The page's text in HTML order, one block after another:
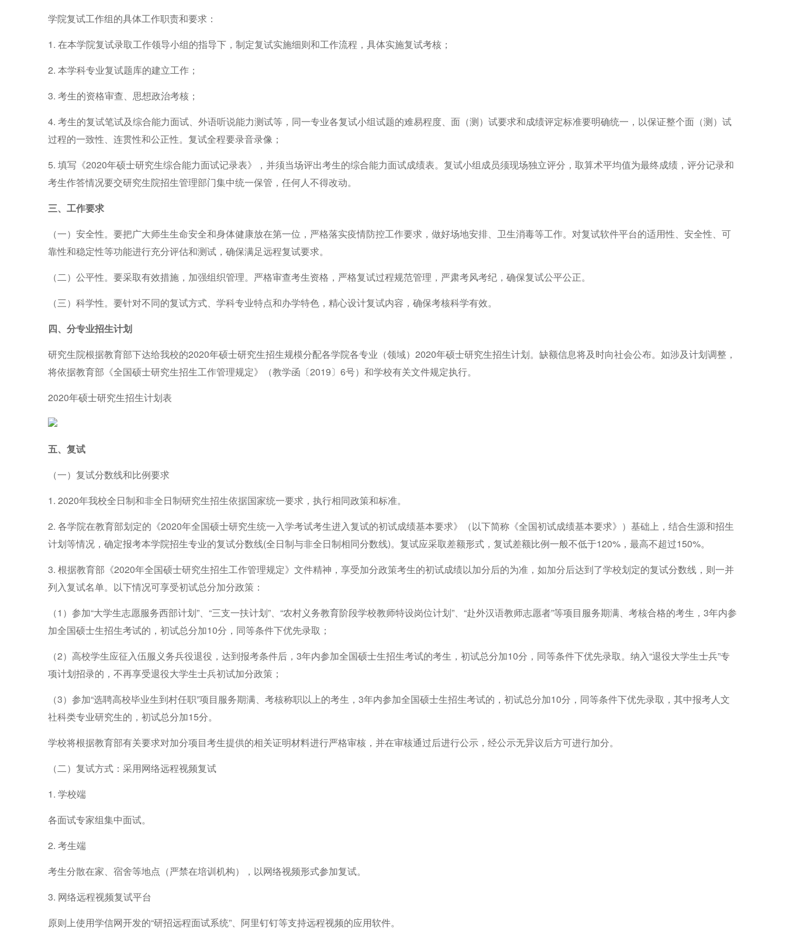
学院复试工作组的具体工作职责和要求：
1. 在本学院复试录取工作领导小组的指导下，制定复试实施细则和工作流程，具体实施复试考核 ；
2. 本学科专业复试题库的建立工作 ；
3. 考生的资格审查、思想政治考核 ；
4. 考生的复试笔试及综合能力面试、外语听说能力测试等，同一专业各复试小组试题的难易程度、面（测）试要求和成绩评定标准要明确统一，以保证整个面（测）试
过程的一致性、连贯性和公正性。复试全程要录音录像 ；
5. 填写《2020年硕士研究生综合能力面试记录表》，并须当场评出考生的综合能力面试成绩表。复试小组成员须现场独立评分，取算术平均值为最终成绩，评分记录和
考生作答情况要交研究生院招生管理部门集中统一保管，任何人不得改动。
三、工作要求
（一）安全性。要把广大师生生命安全和身体健康放在第一位，严格落实疫情防控工作要求，做好场地安排、卫生消毒等工作。对复试软件平台的适用性、安全性、可
靠性和稳定性等功能进行充分评估和测试，确保满足远程复试要求。
（二）公平性。要采取有效措施，加强组织管理。严格审查考生资格，严格复试过程规范管理，严肃考风考纪，确保复试公平公正。
（三）科学性。要针对不同的复试方式、学科专业特点和办学特色，精心设计复试内容，确保考核科学有效。
四、分专业招生计划
研究生院根据教育部下达给我校的2020年硕士研究生招生规模分配各学院各专业（领域） 2020年硕士研究生招生计划。缺额信息将及时向社会公布。如涉及计划调整，
将依据教育部《全国硕士研究生招生工作管理规定》（教学函〔2019〕 6号）和学校有关文件规定执行。
2020年硕士研究生招生计划表
五、复试
（一）复试分数线和比例要求
1. 2020年我校全日制和非全日制研究生招生依据国家统一要求，执行相同政策和标准。
2. 各学院在教育部划定的《2020年全国硕士研究生统一入学考试考生进入复试的初试成绩基本要求》（以下简称《全国初试成绩基本要求》）基础上，结合生源和招生
计划等情况，确定报考本学院招生专业的复试分数线(全日制与非全日制相同分数线)。复试应采取差额形式，复试差额比例一般不低于120% ，最高不超过150%。
3. 根据教育部《2020年全国硕士研究生招生工作管理规定》文件精神，享受加分政策考生的初试成绩以加分后的为准，如加分后达到了学校划定的复试分数线，则一并
列入复试名单。以下情况可享受初试总分加分政策：
（1 ）参加“大学生志愿服务西部计划”、“三支一扶计划”、“农村义务教育阶段学校教师特设岗位计划”、“赴外汉语教师志愿者”等项目服务期满、考核合格的考生， 3年内参
加全国硕士生招生考试的，初试总分加10分，同等条件下优先录取 ；
（2）高校学生应征入伍服义务兵役退役，达到报考条件后， 3年内参加全国硕士生招生考试的考生，初试总分加10分，同等条件下优先录取。纳入“退役大学生士兵”专
项计划招录的，不再享受退役大学生士兵初试加分政策 ；
（3）参加“选聘高校毕业生到村任职”项目服务期满、考核称职以上的考生， 3年内参加全国硕士生招生考试的，初试总分加10分，同等条件下优先录取，其中报考人文
社科类专业研究生的，初试总分加15分。
学校将根据教育部有关要求对加分项目考生提供的相关证明材料进行严格审核，并在审核通过后进行公示，经公示无异议后方可进行加分。
（二）复试方式：采用网络远程视频复试
1. 学校端
各面试专家组集中面试。
2. 考生端
考生分散在家、宿舍等地点（严禁在培训机构），以网络视频形式参加复试。
3. 网络远程视频复试平台
原则上使用学信网开发的“研招远程面试系统”、阿里钉钉等支持远程视频的应用软件。